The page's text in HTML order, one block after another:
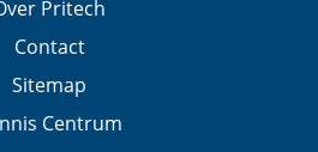
Pritech
Contact
Sitemap
Centrum